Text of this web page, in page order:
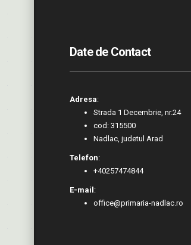
Date de Contact
Adresa:
Strada 1 Decembrie, nr.24
cod: 315500
Nadlac, judetul Arad
Telefon:
+40257474844
E-mail :
office@primaria-nadlac.ro